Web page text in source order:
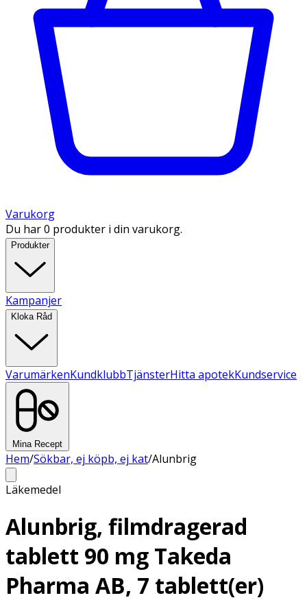
Varukorg
Du har 0 produkter i din varukorg.
Produkter
Kampanjer
Kloka Råd
VarumärkenKundklubbTjänsterHitta apotekKundservice
Mina Recept
Hem/Sökbar, ej köpb, ej kat/Alunbrig
Läkemedel
Alunbrig, filmdragerad
tablett 90 mg Takeda
Pharma AB, 7 tablett(er)